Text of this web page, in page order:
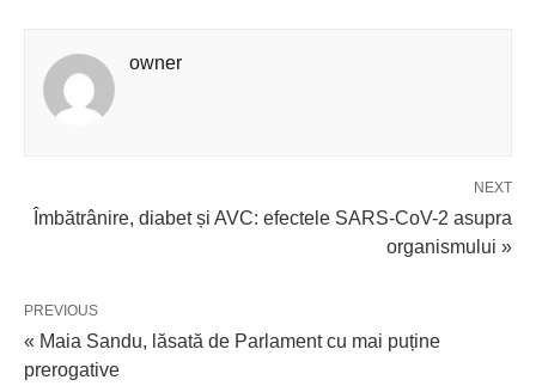
owner
NEXT
Îmbătrânire, diabet și AVC: efectele SARS-CoV-2 asupra
organismului »
PREVIOUS
« Maia Sandu, lăsată de Parlament cu mai puține
prerogative